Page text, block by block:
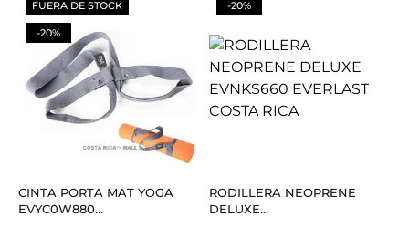
CINTA PORTA MAT YOGA
EVYC0W880...
FUERA DE STOCK
-20%
RODILLERA NEOPRENE
DELUXE...
-20%